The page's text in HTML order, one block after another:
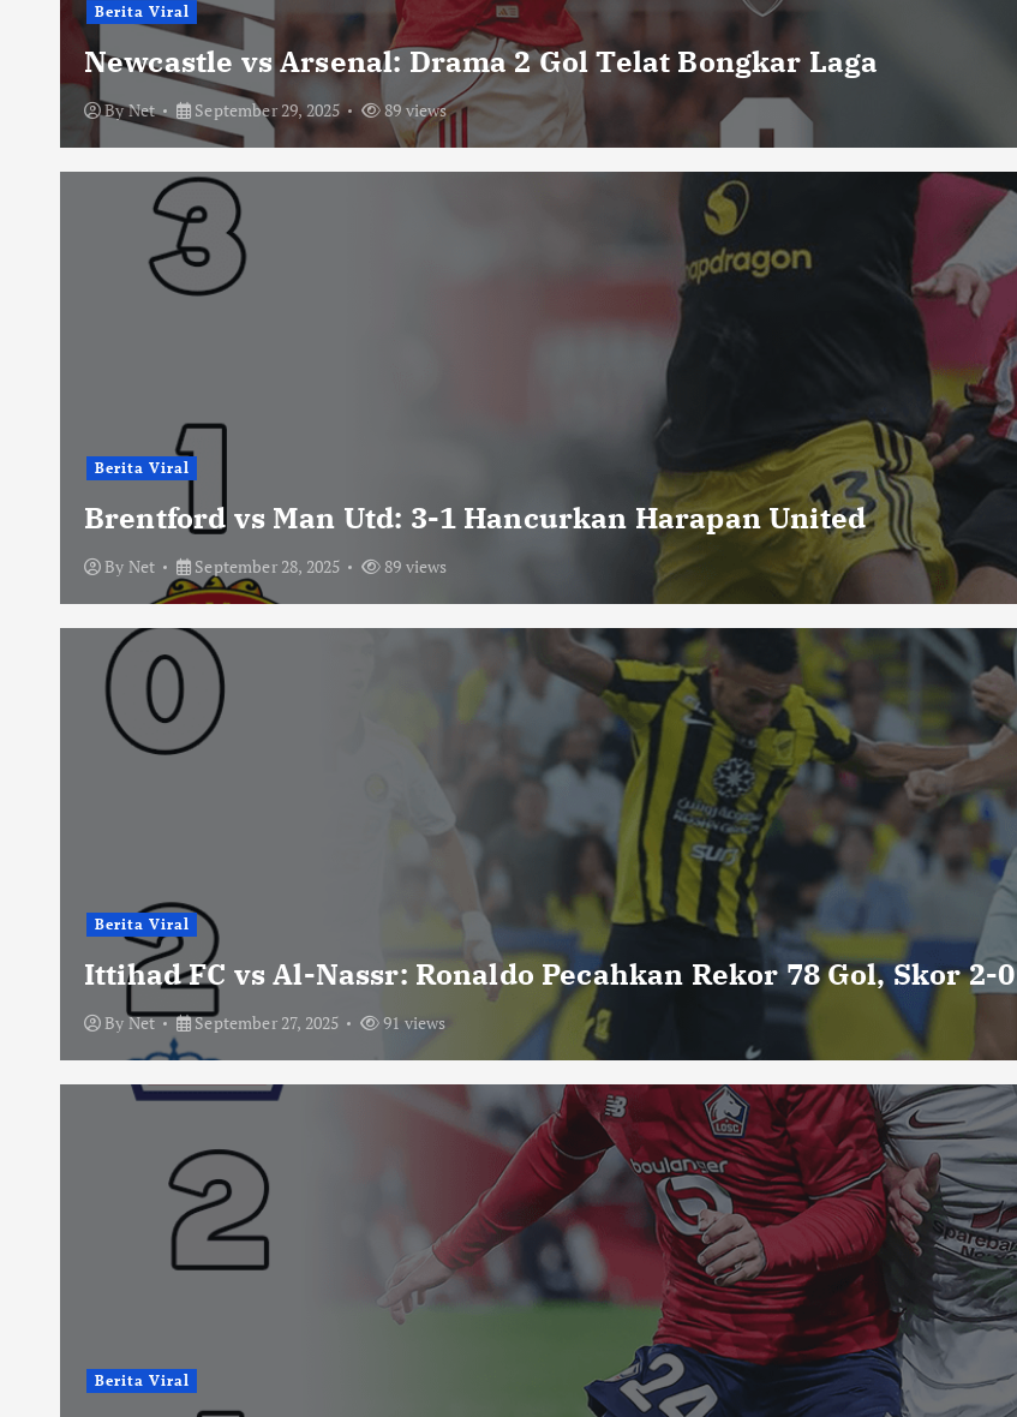
Berita Viral
Newcastle vs Arsenal: Drama 2 Gol Telat Bongkar Laga
ByNet September 29, 2025 89 views
Berita Viral
Brentford vs Man Utd: 3-1 Hancurkan Harapan United
By Net September 28, 2025 89 views
Berita Viral
Ittihad FC vs Al-Nassr: Ronaldo Pecahkan Rekor 78 Gol, Skor 2-0
ByNet September 27, 2025 91 views
Berita Viral